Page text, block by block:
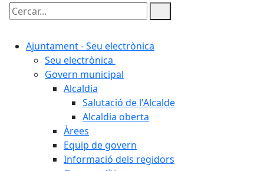
Cercar:
Ajuntament - Seu electrònica
Seu electrònica
Govern municipal
Alcaldia
Salutació de l'Alcalde
Alcaldia oberta
Àrees
Equip de govern
Informació dels regidors